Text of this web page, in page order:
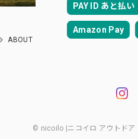
ABOUT
PAY ID あと払い
Amazon Pay
© nicoilo |ニコイロ アウトドア